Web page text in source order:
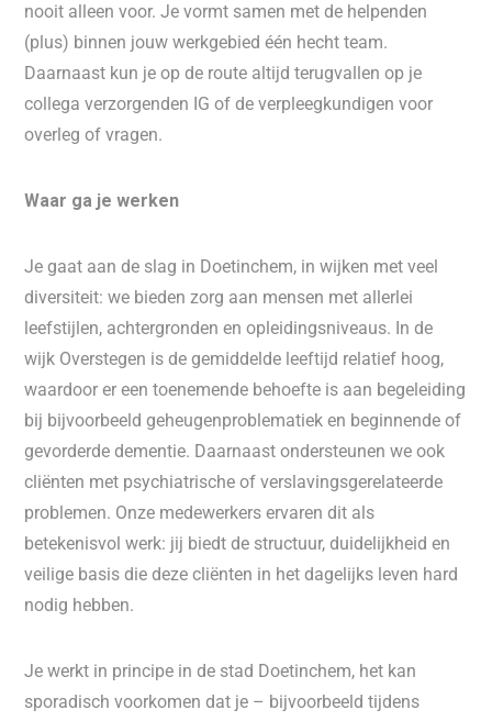
nooit alleen voor. Je vormt samen met de helpenden
(plus) binnen jouw werkgebied één hecht team.
Daarnaast kun je op de route altijd terugvallen op je
collega verzorgenden IG of de verpleegkundigen voor
overleg of vragen.
Waar ga je werken
Je gaat aan de slag in Doetinchem, in wijken met veel
diversiteit: we bieden zorg aan mensen met allerlei
leefstijlen, achtergronden en opleidingsniveaus. In de
wijk Overstegen is de gemiddelde leeftijd relatief hoog,
waardoor er een toenemende behoefte is aan begeleiding
bij bijvoorbeeld geheugenproblematiek en beginnende of
gevorderde dementie. Daarnaast ondersteunen we ook
cliënten met psychiatrische of verslavingsgerelateerde
problemen. Onze medewerkers ervaren dit als
betekenisvol werk: jij biedt de structuur, duidelijkheid en
veilige basis die deze cliënten in het dagelijks leven hard
nodig hebben.
Je werkt in principe in de stad Doetinchem, het kan
sporadisch voorkomen dat je – bijvoorbeeld tijdens